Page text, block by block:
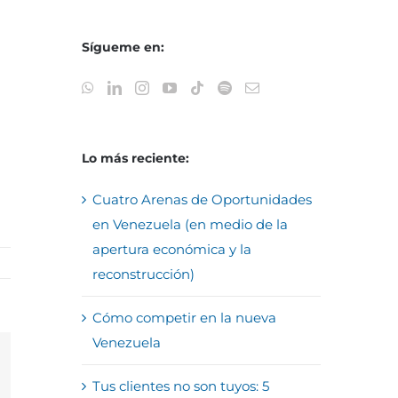
Sígueme en:
Lo más reciente:
Cuatro Arenas de Oportunidades
en Venezuela (en medio de la
apertura económica y la
reconstrucción)
Cómo competir en la nueva
Venezuela
Tus clientes no son tuyos: 5